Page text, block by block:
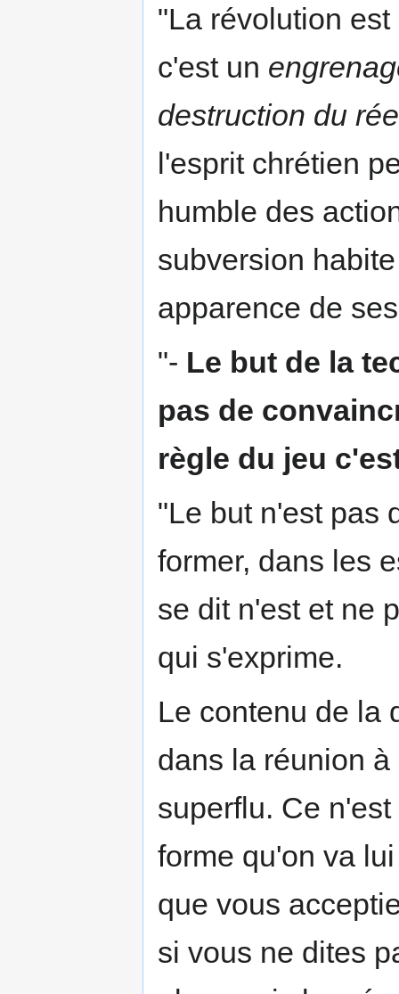
"La révolution
c'est un
destruction du
l'esprit chrétien
humble des
subversion
apparence de
"- Le but de la
pas de
règle du jeu
"Le but n'est pas
former, dans les
se dit n'est et ne
qui s'exprime.
Le contenu de la
dans la réunion
superflu. Ce
forme qu'on va
que vous
si vous ne dites